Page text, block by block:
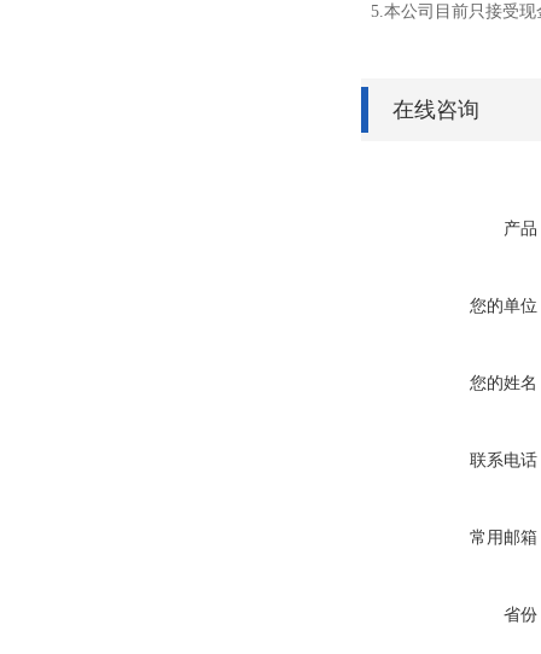
5.本公司目前只接受
在线咨询
产品
您的单位
您的姓名
联系电话
常用邮箱
省份